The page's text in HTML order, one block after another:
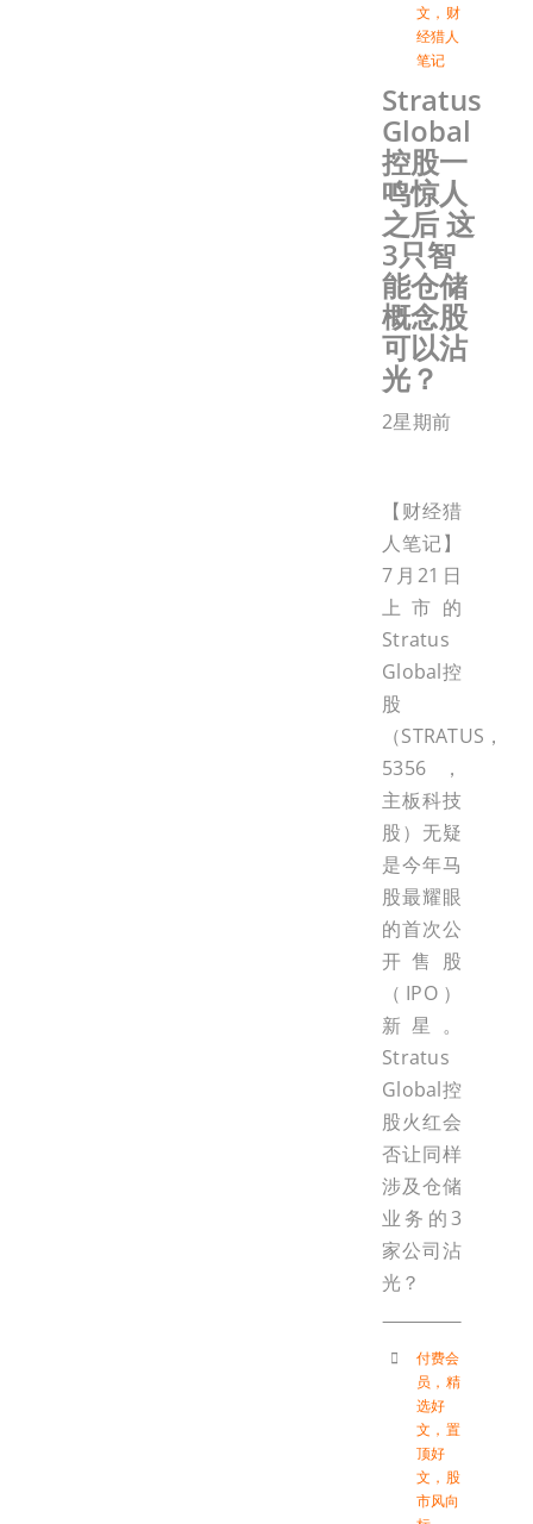
文 ， 财
经猎人
笔记
Stratus
Global
控股一
鸣惊人
之后 这
3只智
能仓储
概念股
可以沾
光？
2星期前
【财经猎
人笔记】
7月21日
上市的
Stratus
Global控
股
（STRATUS，
5356，
主板科技
股）无疑
是今年马
股最耀眼
的首次公
开售股
（IPO）
新星。
Stratus
Global控
股火红会
否让同样
涉及仓储
业务的3
家公司沾
光？
付费会
员 ， 精
选好
文 ， 置
顶好
文 ， 股
市风向